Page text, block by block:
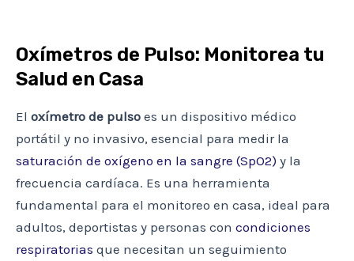
Oxímetros de Pulso: Monitorea tu
Salud en Casa
El oxímetro de pulso es un dispositivo médico
portátil y no invasivo, esencial para medir la
saturación de oxígeno en la sangre (SpO2) y la
frecuencia cardíaca. Es una herramienta
fundamental para el monitoreo en casa, ideal para
adultos, deportistas y personas con condiciones
respiratorias que necesitan un seguimiento